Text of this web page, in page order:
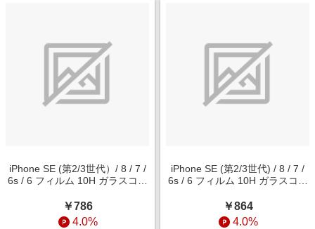
iPhone SE (第2/3世代）/ 8 / 7 /
6s / 6 フィルム 10H ガラスコー
￥786
4.0%
iPhone SE (第2/3世代) / 8 / 7 /
6s / 6 フィルム 10H ガラスコー
P35FT/U10
￥864
4.0%